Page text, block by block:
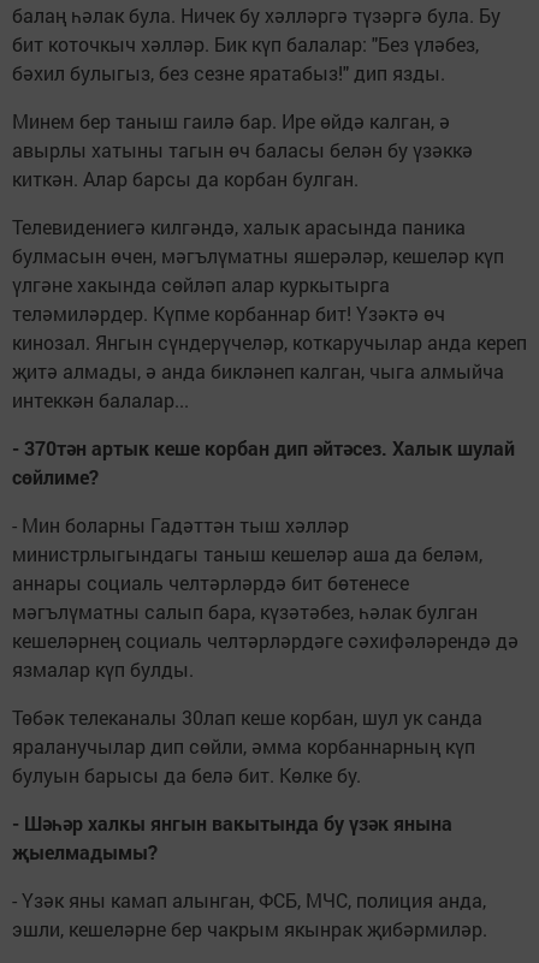
балаң һәлак була. Ничек бу хәлләргә түзәргә була. Бу
бит коточкыч хәлләр. Бик күп балалар: "Без үләбез,
бәхил булыгыз, без сезне яратабыз!" дип язды.
Минем бер таныш гаилә бар. Ире өйдә калган, ә
авырлы хатыны тагын өч баласы белән бу үзәккә
киткән. Алар барсы да корбан булган.
Телевидениегә килгәндә, халык арасында паника
булмасын өчен, мәгълүматны яшерәләр, кешеләр күп
үлгәне хакында сөйләп алар куркытырга
теләмиләрдер. Күпме корбаннар бит! Үзәктә өч
кинозал. Янгын сүндерүчеләр, коткаручылар анда кереп
җитә алмады, ә анда бикләнеп калган, чыга алмыйча
интеккән балалар...
- 370тән артык кеше корбан дип әйтәсез. Халык шулай
сөйлиме?
- Мин боларны Гадәттән тыш хәлләр
министрлыгындагы таныш кешеләр аша да беләм,
аннары социаль челтәрләрдә бит бөтенесе
мәгълүматны салып бара, күзәтәбез, һәлак булган
кешеләрнең социаль челтәрләрдәге сәхифәләрендә дә
язмалар күп булды.
Төбәк телеканалы 30лап кеше корбан, шул ук санда
яраланучылар дип сөйли, әмма корбаннарның күп
булуын барысы да белә бит. Көлке бу.
- Шәһәрхалкы янгын вакытында буүзәк янына
җыелмадымы?
- Үзәк яны камап алынган, ФСБ, МЧС, полиция анда,
эшли, кешеләрне бер чакрым якынрак җибәрмиләр.